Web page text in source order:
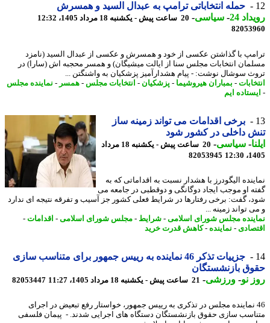
حمله انتخاباتی ترامپ به عبدال السید و همسرش
24
-سیاسی-20 ساعت پیش - یکشنبه 18 مرداد 1405، 12:32
با گذاشتن عکسی از خود و همسرش و عکسی از عبدال السید (نامزد
انتخابات مجلس سنا از ایالت میشیگان) و همسر محجبه اش (سارا) در
سوشال نوشت: - پیام هشدارآمیز پزشکیان به واشنگتن ...
-بمباران هیروشیما-پزشکیان-انتخابات مجلس-همسر-نماینده مجلس
ایم
برخی اقدامات می تواند زمینه ساز
داخلی در کشور شود
-سیاسی-
20 ساعت پیش - یکشنبه 18 مرداد
82053945
الیگودرز با هشدار نسبت به اقداماتی که به
او موجب ایجاد دوگانگی و دوقطبی در جامعه می
گفت: برخی رفتارها در شرایط فعلی کشور جز آسیب و تفرقه نتیجه ای ندارد
تواند زمینه ...
مجلس شورای اسلامی-شرایط -مجلس شورای اسلامی-اقدامات -
-نماینده-کاهش قدرت خرید
جزییات تذکر 46 نماینده به رییس جمهور برای متناسب سازی
بازنشستگان
نو- ورزشی-21 ساعت پیش - یکشنبه 18 مرداد 1405، 11:27 82053447
نماینده مجلس در تذکری به رییس جمهور، خواستار رفع تبعیض در اجرای
سازی حقوق بازنشستگان دستگاه های اجرایی شدند. - پیمان فلسفی